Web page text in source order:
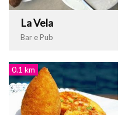
La Vela
Bar e Pub
0.1 km